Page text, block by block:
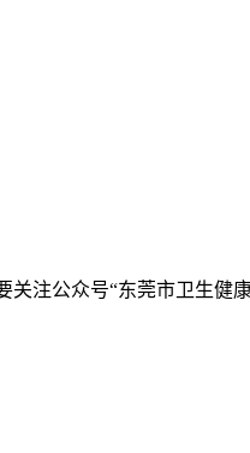
注公众号“东莞市卫生健